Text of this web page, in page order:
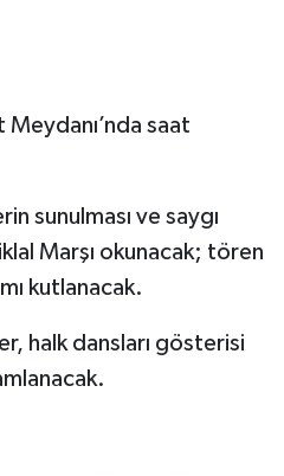
saat
sunulması ve saygı
Marşı okunacak; tören
kutlanacak.
halk dansları gösterisi